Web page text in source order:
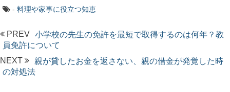
- 料理や家事に役立つ知恵
PREV 小学校の先生の免許を最短で取得するのは何年？教
員免許について
NEXT
親が貸したお金を返さない、親の借金が発覚した時
の対処法